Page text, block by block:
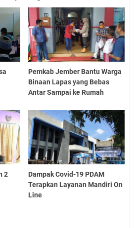
Pemkab Jember Bantu Warga
Binaan Lapas yang Bebas
Antar Sampai ke Rumah
2
Dampak Covid-19 PDAM
Terapkan Layanan Mandiri On
Line